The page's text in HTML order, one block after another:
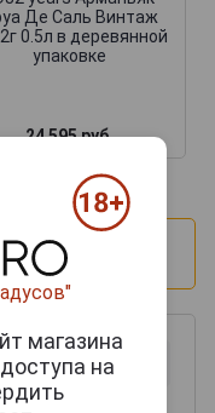
Де Саль Винтаж
0.5л в деревянной
упаковке
24 595 руб.
магазина
на